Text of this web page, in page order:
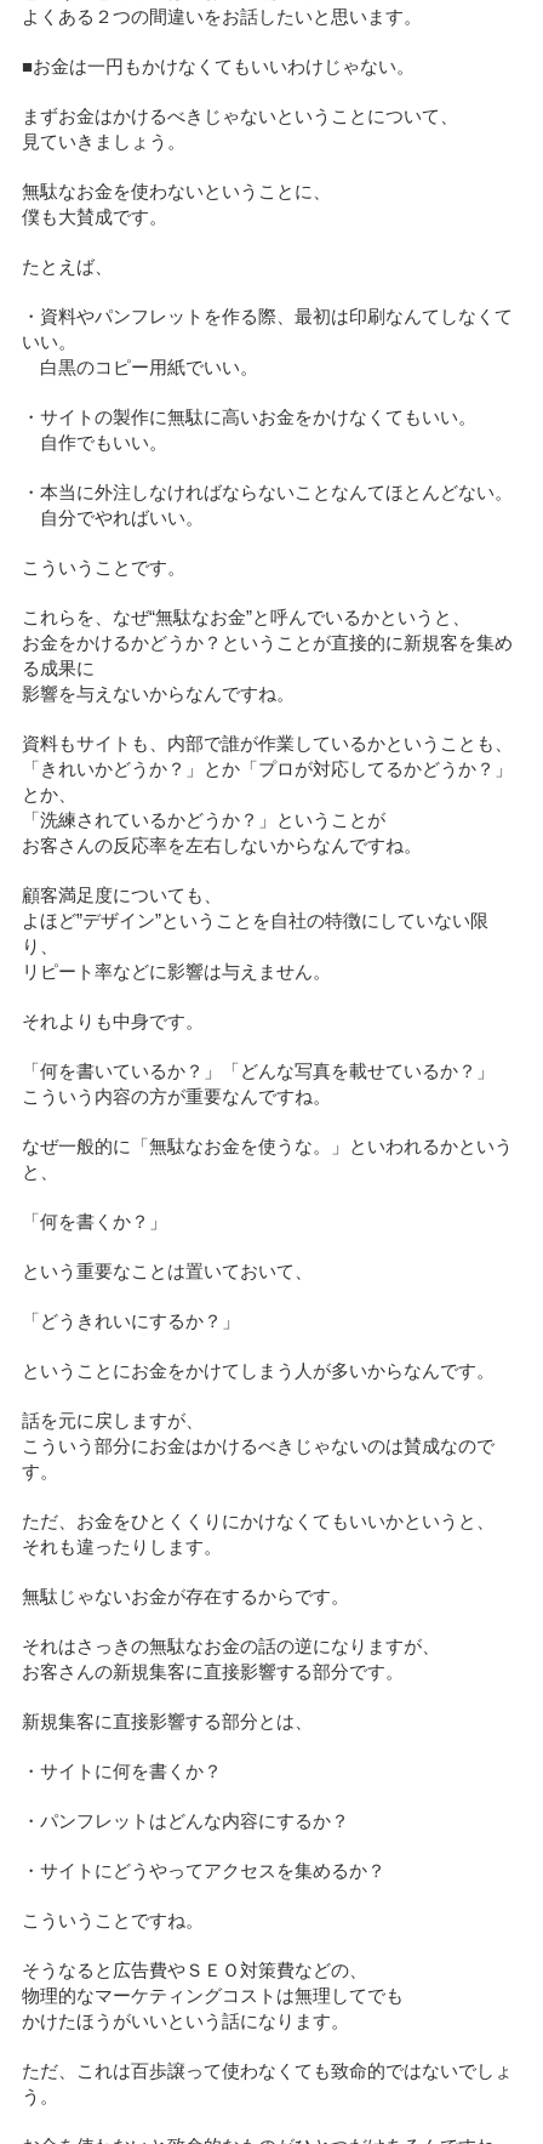
よくある２つの間違いをお話したいと思います。
■お金は一円もかけなくてもいいわけじゃない。
まずお金はかけるべきじゃないということについて、
見ていきましょう。
無駄なお金を使わないということに、
僕も大賛成です。
たとえば、
・資料やパンフレットを作る際、最初は印刷なんてしなくて
いい。
白黒のコピー用紙でいい。
・サイトの製作に無駄に高いお金をかけなくてもいい。
自作でもいい。
・本当に外注しなければならないことなんてほとんどない。
自分でやればいい。
こういうことです。
これらを、なぜ“無駄なお金”と呼んでいるかというと、
お金をかけるかどうか？ということが直接的に新規客を集め
る成果に
影響を与えないからなんですね。
資料もサイトも、内部で誰が作業しているかということも、
「きれいかどうか？」とか「プロが対応してるかどうか？」
とか、
「洗練されているかどうか？」ということが
お客さんの反応率を左右しないからなんですね。
顧客満足度についても、
よほど”デザイン”ということを自社の特徴にしていない限
り、
リピート率などに影響は与えません。
それよりも中身です。
「何を書いているか？」「どんな写真を載せているか？」
こういう内容の方が重要なんですね。
なぜ一般的に「無駄なお金を使うな。」といわれるかという
と、
「何を書くか？」
という重要なことは置いておいて、
「どうきれいにするか？」
ということにお金をかけてしまう人が多いからなんです。
話を元に戻しますが、
こういう部分にお金はかけるべきじゃないのは賛成なので
す。
ただ、お金をひとくくりにかけなくてもいいかというと、
それも違ったりします。
無駄じゃないお金が存在するからです。
それはさっきの無駄なお金の話の逆になりますが、
お客さんの新規集客に直接影響する部分です。
新規集客に直接影響する部分とは、
・サイトに何を書くか？
・パンフレットはどんな内容にするか？
・サイトにどうやってアクセスを集めるか？
こういうことですね。
そうなると広告費やＳＥＯ対策費などの、
物理的なマーケティングコストは無理してでも
かけたほうがいいという話になります。
ただ、これは百歩譲って使わなくても致命的ではないでしょ
う。